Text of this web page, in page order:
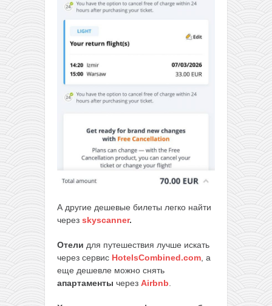
А другие дешевые билеты легко найти
через skyscanner.
Отели для путешествия лучше искать
через сервис HotelsCombined.com, а
еще дешевле можно снять
апартаменты через Airbnb.